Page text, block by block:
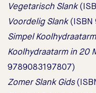
Vegetarisch Slank
Voordelig Slank(ISBN
Simpel Koolhydraatarm
Koolhydraatarm in 20
9789083197807)
Zomer Slank Gids